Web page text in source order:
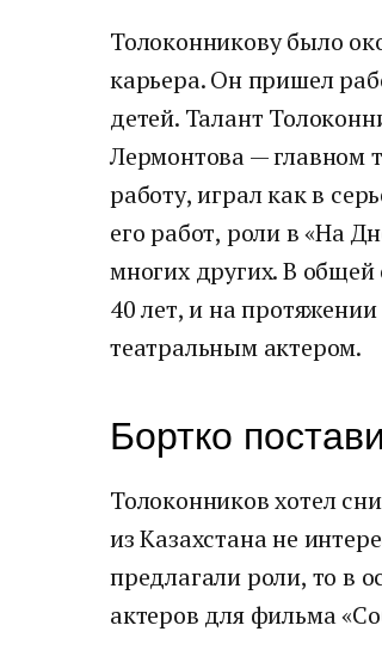
Толоконникову было
карьера. Он пришел
детей. Талант
Лермонтова — главном
работу, играл как в
его работ, роли в «На
многих других. В общей
40 лет, и на
театральным актером.
Бортко
Толоконников хотел
из Казахстана не
предлагали роли, то в
актеров для фильма